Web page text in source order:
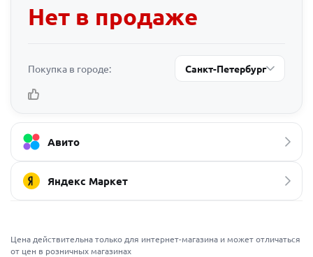
Нет в продаже
Покупка в городе: Санкт-Петербург
Авито
Яндекс Маркет
Цена действительна только для интернет-магазина и может отличаться
от цен в розничных магазинах